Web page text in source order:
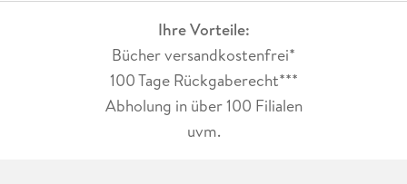
Ihre Vorteile:
Bücher versandkostenfrei*
100 Tage Rückgaberecht***
Abholung in über 100 Filialen
uvm.